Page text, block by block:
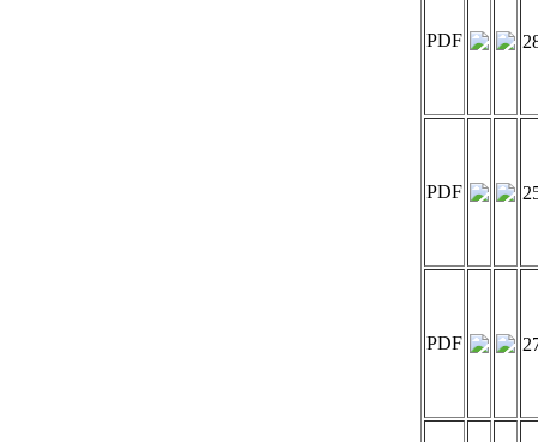
PDF
PDF
PDF